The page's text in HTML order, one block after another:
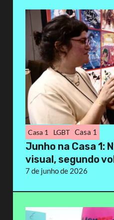
Casa 1 LGBT Casa 1
Junho na Casa 1:
visual, segundo
7 de junho de 2026